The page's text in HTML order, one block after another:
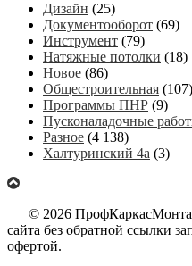
Дизайн (25)
Документооборот (69)
Инструмент (79)
Натяжные потолки (18)
Новое (86)
Общестроительная (107)
Программы ПНР (9)
Пусконаладочные
Разное (4 138)
Халтуринский 4а (3)
© 2026
сайта без обратной ссылки
офертой.